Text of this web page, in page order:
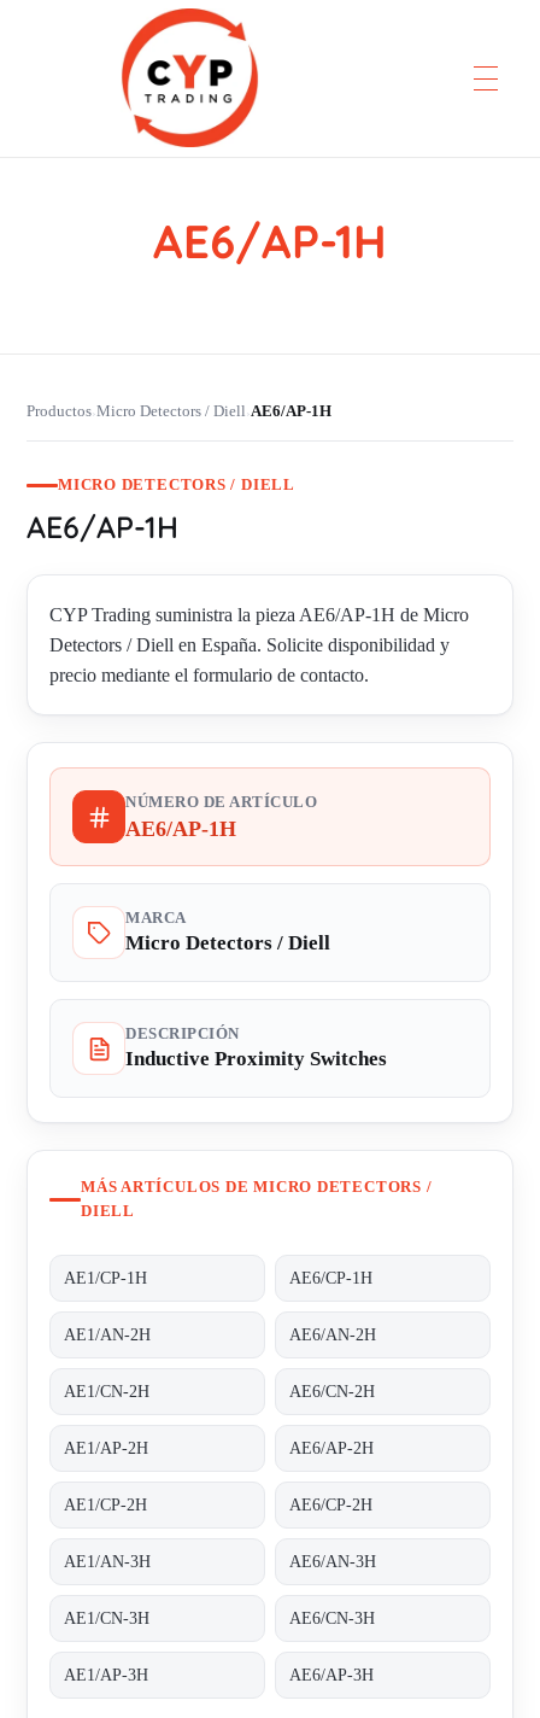
CYP Trading
AE6/AP-1H
Productos›Micro Detectors / Diell›AE6/AP-1H
MICRO DETECTORS / DIELL
AE6/AP-1H
CYP Trading suministra la pieza AE6/AP-1H de Micro
Detectors / Diell en España. Solicite disponibilidad y
precio mediante el formulario de contacto.
NÚMERO DE ARTÍCULO
AE6/AP-1H
MARCA
Micro Detectors / Diell
DESCRIPCIÓN
Inductive Proximity Switches
MÁS ARTÍCULOS DE MICRO DETECTORS /
DIELL
AE1/CP-1H AE6/CP-1H
AE1/AN-2H AE6/AN-2H
AE1/CN-2H AE6/CN-2H
AE1/AP-2H AE6/AP-2H
AE1/CP-2H AE6/CP-2H
AE1/AN-3H AE6/AN-3H
AE1/CN-3H AE6/CN-3H
AE1/AP-3H AE6/AP-3H